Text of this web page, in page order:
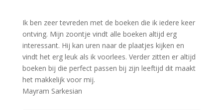
Ik ben zeer tevreden met de boeken die ik iedere keer
ontving. Mijn zoontje vindt alle boeken altijd erg
interessant. Hij kan uren naar de plaatjes kijken en
vindt het erg leuk als ik voorlees. Verder zitten er altijd
boeken bij die perfect passen bij zijn leeftijd dit maakt
het makkelijk voor mij.
Mayram Sarkesian